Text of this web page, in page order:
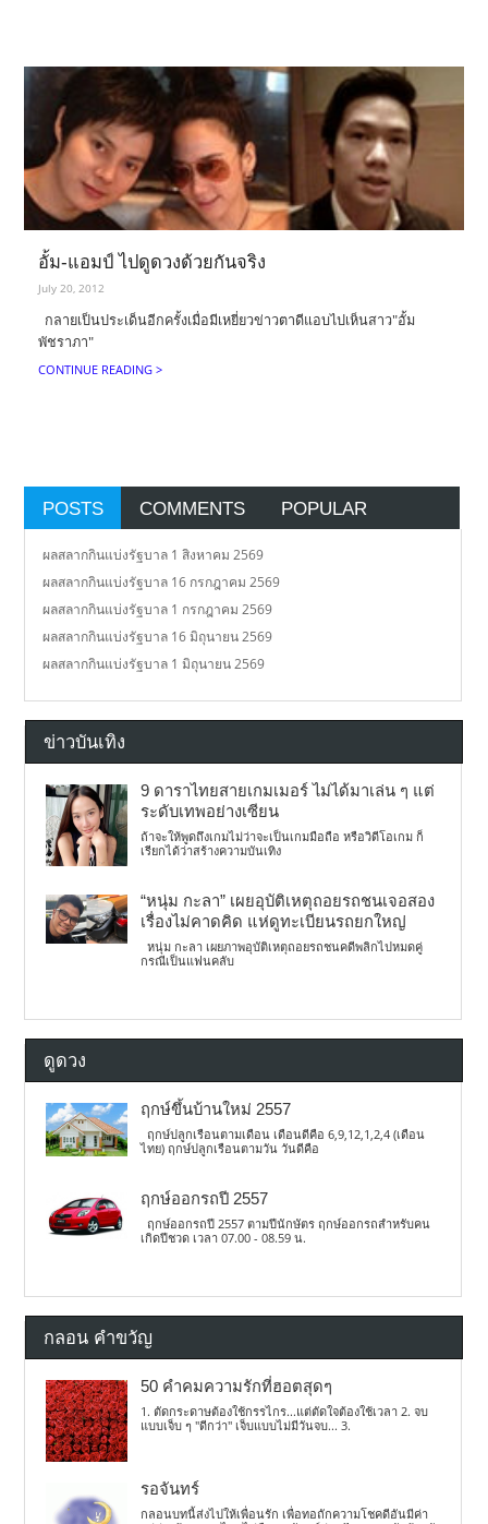
อั้ม-แอมป์ ไปดูดวงด้วยกันจริง
July 20, 2012
กลายเป็นประเด็นอีกครั้งเมื่อมีเหยี่ยวข่าวตาดีแอบไปเห็นสาว"อั้ม
พัชราภา"
CONTINUE READING >
POSTS COMMENTS POPULAR
ผลสลากกินแบ่งรัฐบาล 1 สิงหาคม 2569
ผลสลากกินแบ่งรัฐบาล 16 กรกฎาคม 2569
ผลสลากกินแบ่งรัฐบาล 1 กรกฎาคม 2569
ผลสลากกินแบ่งรัฐบาล 16 มิถุนายน 2569
ผลสลากกินแบ่งรัฐบาล 1 มิถุนายน 2569
ข่าวบันเทิง
9 ดาราไทยสายเกมเมอร์ ไม่ได้มาเล่น ๆ แต่
ระดับเทพอย่างเซียน
ถ้าจะให้พูดถึงเกมไม่ว่าจะเป็นเกมมือถือ หรือวิดีโอเกม ก็
เรียกได้ว่าสร้างความบันเทิง
“หนุ่ม กะลา” เผยอุบัติเหตุถอยรถชนเจอสอง
เรื่องไม่คาดคิด แห่ดูทะเบียนรถยกใหญ่
หนุ่ม กะลา เผยภาพอุบัติเหตุถอยรถชนคดีพลิกไปหมดคู่
กรณีเป็นแฟนคลับ
ดูดวง
ฤกษ์ขึ้นบ้านใหม่ 2557
ฤกษ์ปลูกเรือนตามเดือน เดือนดีคือ 6,9,12,1,2,4 (เดือน
ไทย) ฤกษ์ปลูกเรือนตามวัน วันดีคือ
ฤกษ์ออกรถปี 2557
ฤกษ์ออกรถปี 2557 ตามปีนักษัตร ฤกษ์ออกรถสำหรับคน
เกิดปีชวด เวลา 07.00 - 08.59 น.
กลอน คำขวัญ
50 คำคมความรักที่ฮอตสุดๆ
1. ตัดกระดาษต้องใช้กรรไกร...แต่ตัดใจต้องใช้เวลา 2. จบ
แบบเจ็บ ๆ "ดีกว่า" เจ็บแบบไม่มีวันจบ... 3.
รอจันทร์
กลอนบทนี้ส่งไปให้เพื่อนรัก เพื่อทอถักความโชคดีอันมีค่า